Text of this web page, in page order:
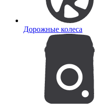
Дорожные колеса